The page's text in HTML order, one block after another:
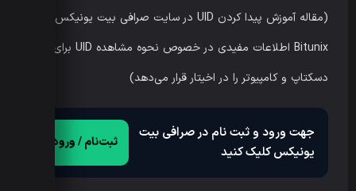
(مقاله آموزش پیدا کردن UID در سایت صرافی بیت یونیکس
Bitunix اطلاعات مفیدی در خصوص نحوه مشاهده UID برای
دسکتاپ و کامپیوتر را در اخیتار قرار می‌دهد)
جهت ورود و ثبت نام در صرافی بیت
یونیکس کلیک کنید
ثبت‌نام / ورود